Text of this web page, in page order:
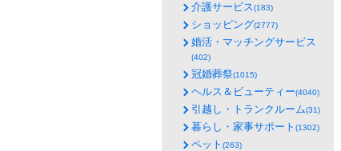
介護サービス(183)
ショッピング(2777)
婚活・マッチングサービス
(402)
冠婚葬祭(1015)
ヘルス＆ビューティー(4040)
引越し・トランクルーム(31)
暮らし・家事サポート (1302)
ペット (263)